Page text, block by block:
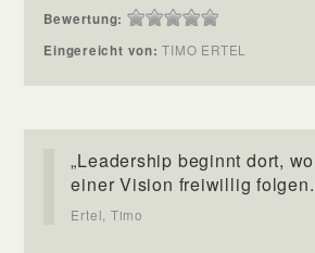
Bewertung:
Eingereicht von:TIMO ERTEL
„Leadership beginnt dort,
einer Vision freiwillig
Ertel, Timo